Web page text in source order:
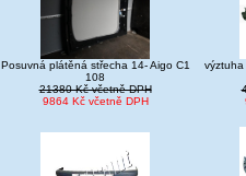
Posuvná plátěná střecha 14- Aigo C1
108
21380 Kč včetně DPH
9864 Kč včetně DPH